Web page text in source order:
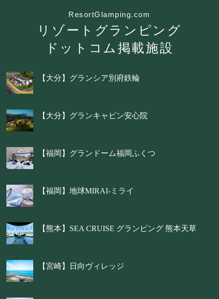
ResortGlamping.com
リゾートグランピング
ドットコム掲載施設
【大分】グランシア別府鉄輪
【大分】グランキャビン安心院
【福岡】グランドーム福岡ふくつ
【福岡】地球MIRAI-ミライ
【熊本】SEA CRUISE グランピング 熊本天草
【宮崎】日向ヴィレッジ